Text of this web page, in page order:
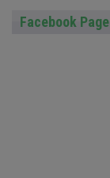
Facebook Page